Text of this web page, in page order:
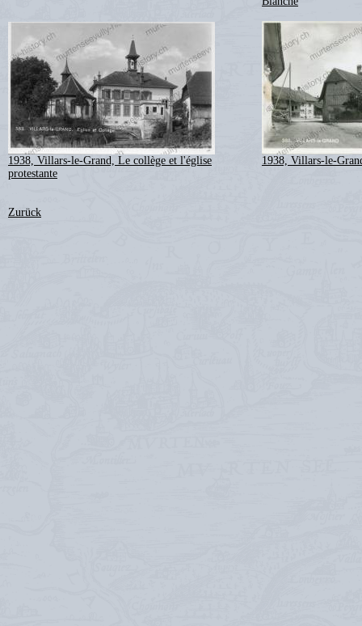
1938, Villars-le-Grand, Le collège et l'église
protestante
1938, Villars-le-
Zurück